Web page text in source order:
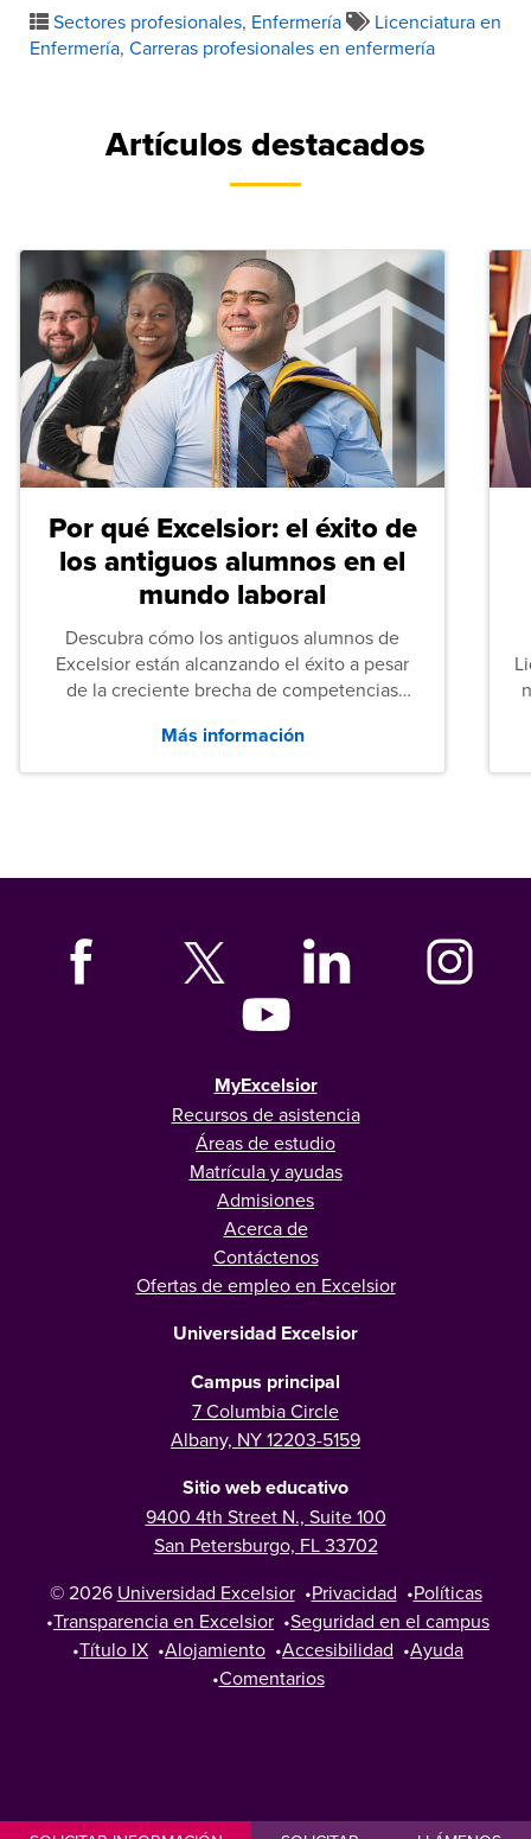
Sectores profesionales, Enfermería
Licenciatura en
Enfermería, Carreras profesionales en enfermería
Artículos destacados
Por qué Excelsior: el éxito de
los antiguos alumnos en el
mundo laboral
Descubra cómo los antiguos alumnos de
Excelsior están alcanzando el éxito a pesar
de la creciente brecha de competencias
tanto las empresas como los recién
graduados en todo Estados Unidos.
Más información
MyExcelsior
Recursos de asistencia
Áreas de estudio
Matrícula y ayudas
Admisiones
Acerca de
Contáctenos
Ofertas de empleo en Excelsior
Universidad Excelsior
Campus principal
7 Columbia Circle
Albany, NY 12203-5159
Sitio web educativo
9400 4th Street N., Suite 100
San Petersburgo, FL 33702
© 2026 Universidad Excelsior •Privacidad •Políticas
•Transparencia en Excelsior •Seguridad en el campus
•Título IX •Alojamiento •Accesibilidad •Ayuda
•Comentarios